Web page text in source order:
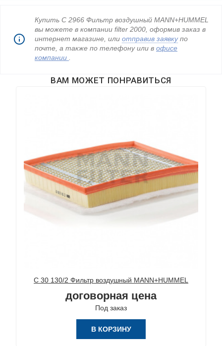
Купить C 2966 Фильтр воздушный MANN+HUMMEL
вы можете в компании filter 2000, оформив заказ в
интернет магазине, или отправив заявкупо
почте, а также по телефонуили в офисе
компании
ВАМ МОЖЕТ ПОНРАВИТЬСЯ
C 30 130/2 Фильтр воздушный MANN+HUMMEL
договорная цена
Под заказ
В КОРЗИНУ